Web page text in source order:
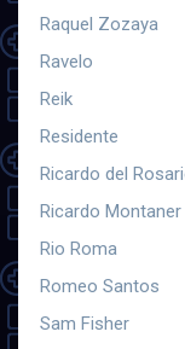
Raquel Zozaya
Ravelo
Reik
Residente
Ricardo del
Ricardo Montaner
Rio Roma
Romeo Santos
Sam Fisher